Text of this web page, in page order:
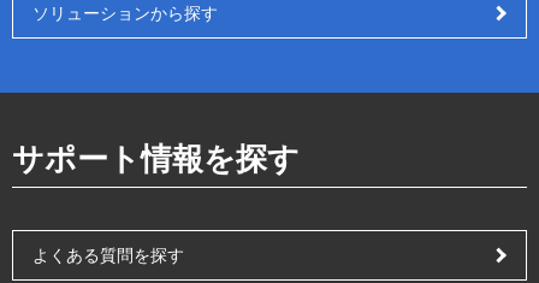
ソリューションから探す
サポート情報を探す
よくある質問を探す